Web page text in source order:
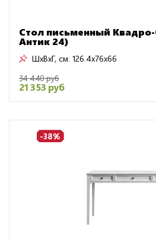
Стол письменный
Антик 24)
ШxВxГ, см: 126.4x76x66
34 440 руб
21 353 руб
-38%